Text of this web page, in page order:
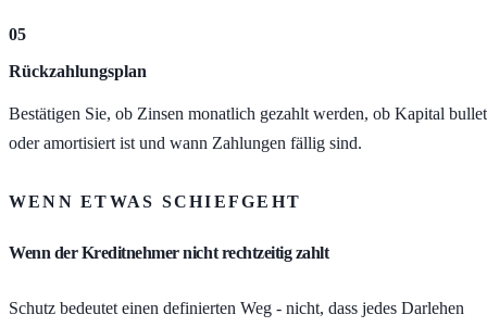
05
Rückzahlungsplan
Bestätigen Sie, ob Zinsen monatlich gezahlt werden, ob Kapital bullet
oder amortisiert ist und wann Zahlungen fällig sind.
WENN ETWAS SCHIEFGEHT
Wenn der Kreditnehmer nicht rechtzeitig zahlt
Schutz bedeutet einen definierten Weg - nicht, dass jedes Darlehen